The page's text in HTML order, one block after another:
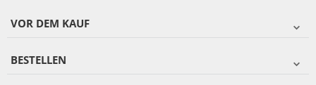
VOR DEM KAUF
BESTELLEN